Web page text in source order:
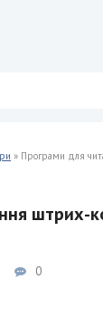
» Програми для
штрих-
0